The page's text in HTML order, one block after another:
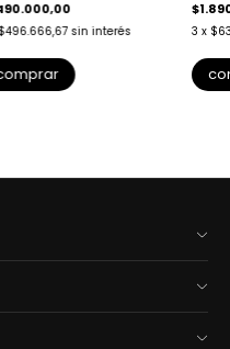
sin interés
3 x